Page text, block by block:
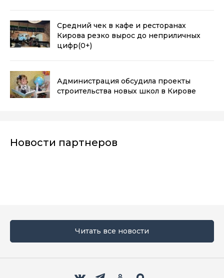
Средний чек в кафе и ресторанах
Кирова резко вырос до неприличных
цифр(0+)
Администрация обсудила проекты
строительства новых школ в Кирове
Новости партнеров
Читать все новости